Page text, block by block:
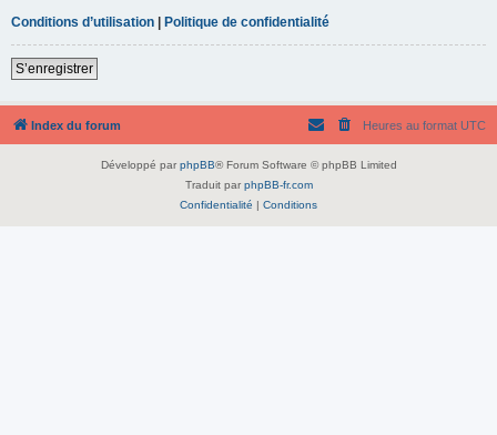
Conditions d’utilisation | Politique de confidentialité
S’enregistrer
Index du forum Heures au format UTC
Développé par phpBB® Forum Software © phpBB Limited
Traduit par phpBB-fr.com
Confidentialité | Conditions